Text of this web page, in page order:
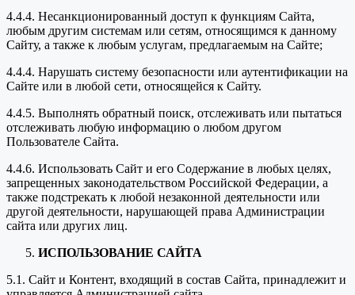
4.4.4. Несанкционированный доступ к функциям Сайта,
любым другим системам или сетям, относящимся к данному
Сайту, а также к любым услугам, предлагаемым на Сайте;
4.4.4. Нарушать систему безопасности или аутентификации на
Сайте или в любой сети, относящейся к Сайту.
4.4.5. Выполнять обратный поиск, отслеживать или пытаться
отслеживать любую информацию о любом другом
Пользователе Сайта.
4.4.6. Использовать Сайт и его Содержание в любых целях,
запрещенных законодательством Российской Федерации, а
также подстрекать к любой незаконной деятельности или
другой деятельности, нарушающей права Администрации
сайта или других лиц.
ИСПОЛЬЗОВАНИЕ САЙТА
5.1. Сайт и Контент, входящий в состав Сайта, принадлежит и